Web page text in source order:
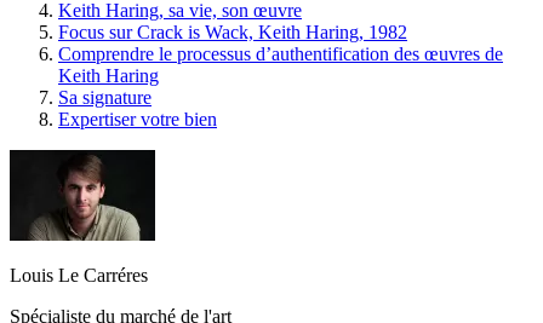
Keith Haring, sa vie, son œuvre
Focus sur Crack is Wack, Keith Haring, 1982
Comprendre le processus d’authentification des œuvres de
Keith Haring
Sa signature
Expertiser votre bien
Louis Le Carréres
Spécialiste du marché de l'art